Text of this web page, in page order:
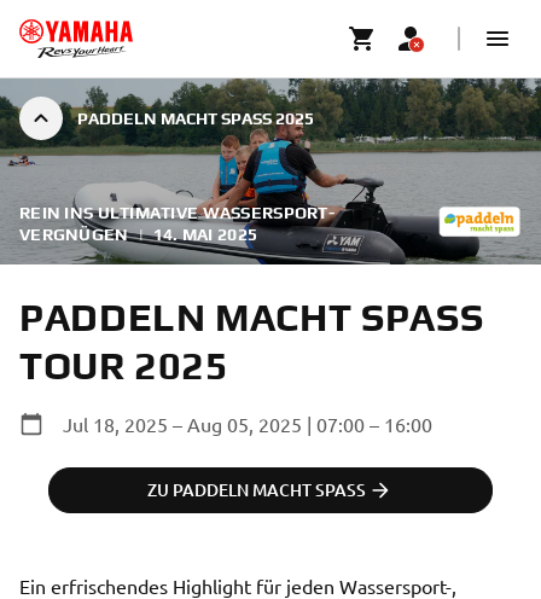
PADDELN MACHT SPASS 2025
REIN INS ULTIMATIVE WASSERSPORT-
VERGNÜGEN | 14. MAI 2025
PADDELN MACHT SPASS T
OUR 2025
Jul 18, 2025 – Aug 05, 2025 | 07:00 – 16:00
ZU PADDELN MACHT SPASS
Ein erfrischendes Highlight für jeden Wassersport-,